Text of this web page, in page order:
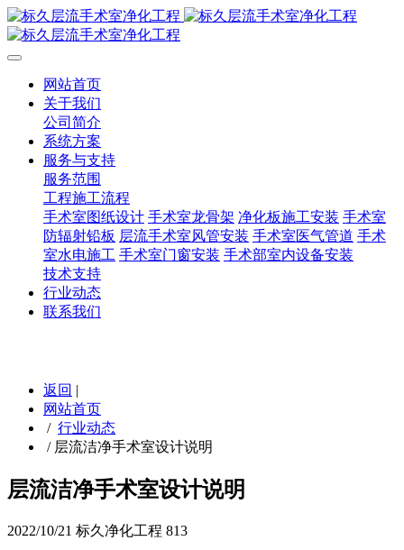
网站首页
关于我们
公司简介
系统方案
服务与支持
服务范围
工程施工流程
手术室图纸设计 手术室龙骨架 净化板施工安装 手术室
防辐射铅板 层流手术室风管安装 手术室医气管道 手术
室水电施工 手术室门窗安装 手术部室内设备安装
技术支持
行业动态
联系我们
返回 |
网站首页
/ 行业动态
/ 层流洁净手术室设计说明
层流洁净手术室设计说明
2022/10/21 标久净化工程 813